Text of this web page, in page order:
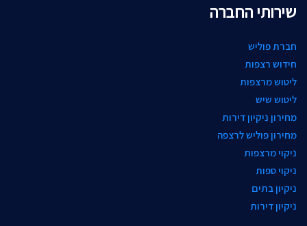
שירותי החברה
חברת פוליש
חידוש רצפות
ליטוש מרצפות
ליטוש שיש
מחירון ניקיון דירות
מחירון פוליש לרצפה
ניקוי מרצפות
ניקוי ספות
ניקיון בתים
ניקיון דירות